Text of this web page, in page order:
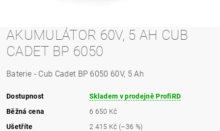
AKUMULÁTOR 60V, 5 AH CUB
CADET BP 6050
Baterie - Cub Cadet BP 6050 60V, 5 Ah
Dostupnost
Skladem v prodejně ProfiRD
Běžná cena
6 650 Kč
Ušetříte
2 415 Kč (–36 %)